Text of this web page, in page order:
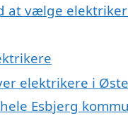
at vælge
elektrikere i
Esbjerg